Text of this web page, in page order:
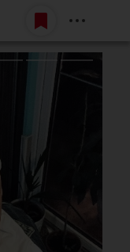
Belépés